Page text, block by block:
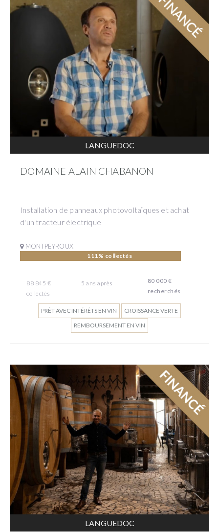
LANGUEDOC
DOMAINE ALAIN CHABANON
Installation de panneaux photovoltaïques et achat
d'un tracteur électrique
MONTPEYROUX
111% collectés
88 845 €
collectés
5 ans après
80 000 €
recherchés
PRÊT AVEC INTÉRÊTS EN VIN
CROISSANCE VERTE
REMBOURSEMENT EN VIN
LANGUEDOC